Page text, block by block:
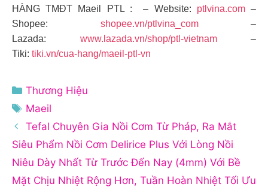
HÀNG TMĐT Maeil PTL : – Website: ptlvina.com–
Shopee: shopee.vn/ptlvina_com–
Lazada: www.lazada.vn/shop/ptl-vietnam–
Tiki: tiki.vn/cua-hang/maeil-ptl-vn
Danh
mục
Thương Hiệu
Thẻ
Maeil
Tefal Chuyên Gia Nồi Cơm Từ Pháp, Ra Mắt
Siêu Phẩm Nồi Cơm Delirice Plus Với Lòng Nồi
Niêu Dày Nhất Từ Trước Đến Nay (4mm) Với Bề
Mặt Chịu Nhiệt Rộng Hơn, Tuần Hoàn Nhiệt Tối Ưu